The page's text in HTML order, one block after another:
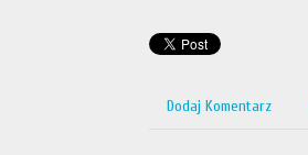
Dodaj Komentarz